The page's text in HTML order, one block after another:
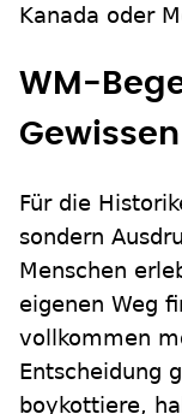
Kanada oder
WM-
Gewissen
Für die
sondern
Menschen
eigenen Weg
vollkommen
Entscheidung
boykottiere,